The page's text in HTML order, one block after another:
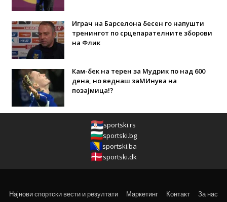
Играч на Барселона бесен го напушти
тренингот по срцепарателните зборови
на Флик
Кам-бек на терен за Мудрик по над 600
дена, но веднаш заМИнува на
позајмица!?
sportski.rs
sportski.bg
sportski.ba
sportski.dk
Најнови спортски вести и резултати Маркетинг Контакт За нас